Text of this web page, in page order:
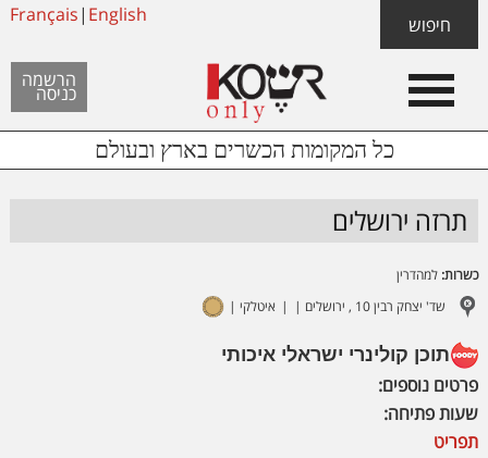
כל המקומות הכשרים בארץ ובעולם
Skip
links
content
footer
הרשמה
כניסה
Français| English חיפוש
Header
Left
תרזה ירושלים
כשרות: למהדרין
שד' יצחק רבין 10 , ירושלים
איטלקי
תוכן קולינרי ישראלי איכותי
פרטים נוספים:
שעות פתיחה:
תפריט